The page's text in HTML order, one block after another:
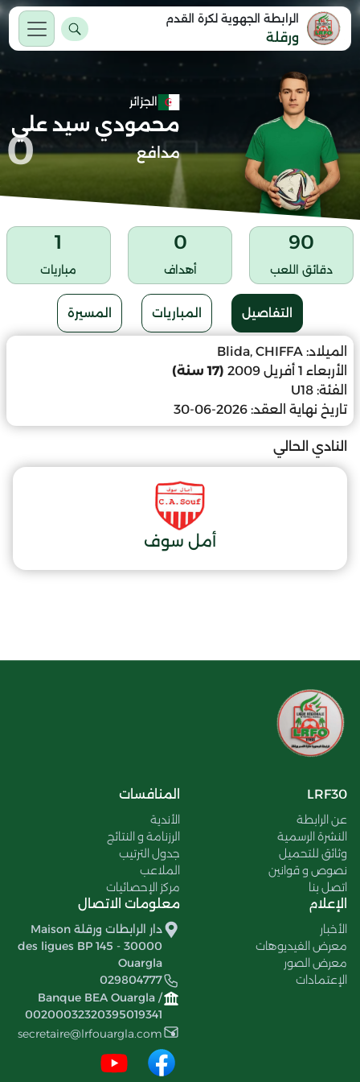
الرابطة الجهوية لكرة القدم
ورقلة
الجزائر
محمودي سيد علي
مدافع 0
90
دقائق اللعب
0
أهداف
1
مباريات
التفاصيل المباريات المسيرة
الميلاد: Blida, CHIFFA
الأربعاء 1 أفريل 2009
(17 سنة)
الفئة: U18
تاريخ نهاية العقد: 2026-06-30
النادي الحالي
أمل سوف
LRF30
عن الرابطة
النشرة الرسمية
وثائق للتحميل
نصوص و قوانين
اتصل بنا
المنافسات
الأندية
الرزنامة و النتائج
جدول الترتيب
الملاعب
مركز الإحصائيات
الإعلام
الأخبار
معرض الفيديوهات
معرض الصور
الإعتمادات
معلومات الاتصال
دار الرابطات ورقلة Maison
des ligues BP 145 - 30000
Ouargla
029804777
Banque BEA Ouargla /
00200032320395019341
secretaire@lrfouargla.com